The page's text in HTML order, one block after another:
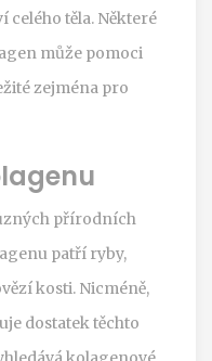
celého těla. Některé
může pomoci
zejména pro
přírodních
patří ryby,
kosti. Nicméně,
dostatek těchto